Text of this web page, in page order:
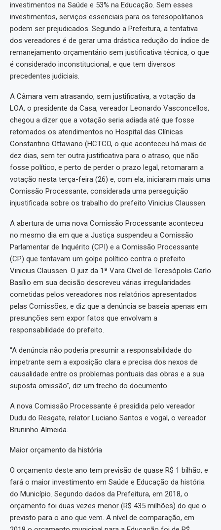
investimentos na Saúde e 53% na Educação. Sem esses
investimentos, serviços essenciais para os teresopolitanos
podem ser prejudicados. Segundo a Prefeitura, a tentativa
dos vereadores é de gerar uma drástica redução do índice de
remanejamento orçamentário sem justificativa técnica, o que
é considerado inconstitucional, e que tem diversos
precedentes judiciais.
A Câmara vem atrasando, sem justificativa, a votação da
LOA, o presidente da Casa, vereador Leonardo Vasconcellos,
chegou a dizer que a votação seria adiada até que fosse
retomados os atendimentos no Hospital das Clínicas
Constantino Ottaviano (HCTCO, o que aconteceu há mais de
dez dias, sem ter outra justificativa para o atraso, que não
fosse político, e perto de perder o prazo legal, retomaram a
votação nesta terça-feira (26) e, com ela, iniciaram mais uma
Comissão Processante, considerada uma perseguição
injustificada sobre os trabalho do prefeito Vinicius Claussen.
A abertura de uma nova Comissão Processante aconteceu
no mesmo dia em que a Justiça suspendeu a Comissão
Parlamentar de Inquérito (CPI) e a Comissão Processante
(CP) que tentavam um golpe político contra o prefeito
Vinicius Claussen. O juiz da 1ª Vara Cível de Teresópolis Carlo
Basílio em sua decisão descreveu várias irregularidades
cometidas pelos vereadores nos relatórios apresentados
pelas Comissões, e diz que a denúncia se baseia apenas em
presunções sem expor fatos que envolvam a
responsabilidade do prefeito.
“A denúncia não poderia presumir a responsabilidade do
impetrante sem a exposição clara e precisa dos nexos de
causalidade entre os problemas pontuais das obras e a sua
suposta omissão”, diz um trecho do documento.
A nova Comissão Processante é presidida pelo vereador
Dudu do Resgate, relator Luciano Santos e vogal, o vereador
Bruninho Almeida.
Maior orçamento da história
O orçamento deste ano tem previsão de quase R$ 1 bilhão, e
fará o maior investimento em Saúde e Educação da história
do Município. Segundo dados da Prefeitura, em 2018, o
orçamento foi duas vezes menor (R$ 435 milhões) do que o
previsto para o ano que vem. A nível de comparação, em